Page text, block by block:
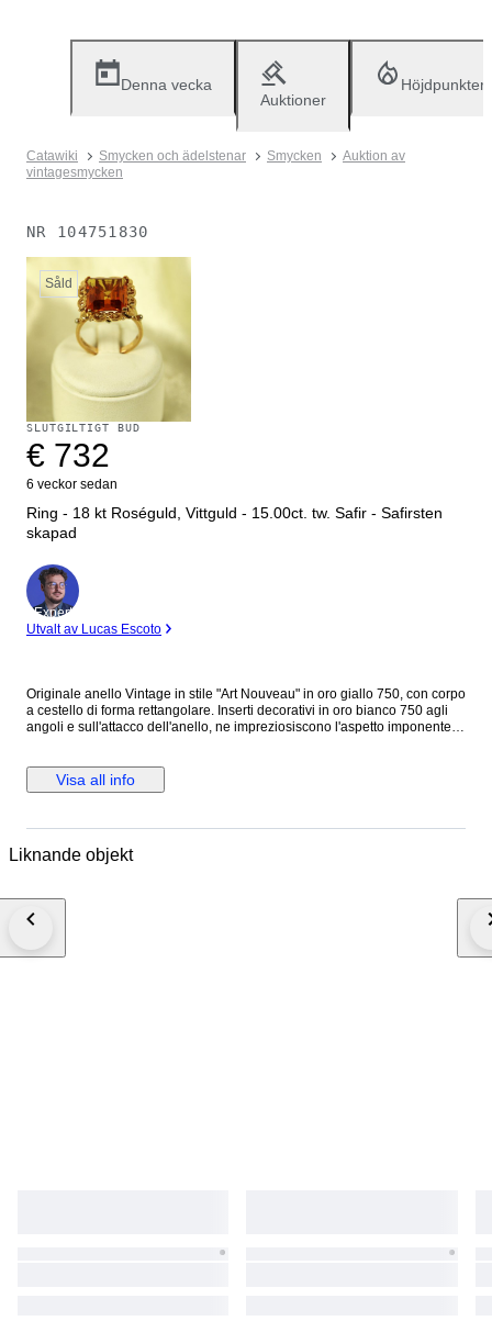
Denna vecka
Auktioner
Höjdpunkter
Catawiki Smycken och ädelstenar Smycken
Auktion av
vintagesmycken
NR 104751830
Såld
SLUTGILTIGT BUD
€ 732
6 veckor sedan
Ring - 18 kt Roséguld, Vittguld - 15.00ct. tw. Safir - Safirsten
skapad
Expert
Utvalt av Lucas Escoto
Originale anello Vintage in stile "Art Nouveau" in oro giallo 750, con corpo
a cestello di forma rettangolare. Inserti decorativi in oro bianco 750 agli
angoli e sull'attacco dell'anello, ne impreziosiscono l'aspetto imponente.
Peso della pietra, c.ca 15 carati. Bel colore lucente arancione, miele
ambrato. Marchiato internamente 750. Bel esemplare in ottima
2,9 cm. Larg. max. 1,9 cm. Spess. max. 2,1 cm. Diametro interno, (a
tracciabile.
Visa all info
Liknande objekt